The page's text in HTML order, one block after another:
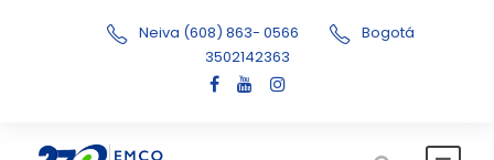
Neiva (608) 863- 0566
Bogotá
3502142363